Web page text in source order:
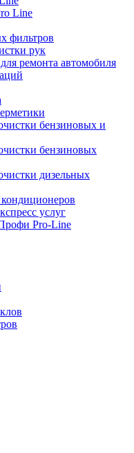
Line
фильтров
рук
ремонта автомобиля
бензиновых и
бензиновых
дизельных
услуг
Pro-Line